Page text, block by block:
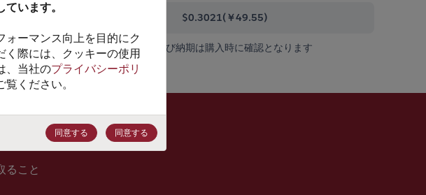
$0.3021(￥49.55)
価格、在庫状況および納期は購入時に確認となります
ること
います。
ォーマンス向上を目的にク
く際には、クッキーの使用
、当社のプライバシーポリ
覧ください。
同意する 同意する